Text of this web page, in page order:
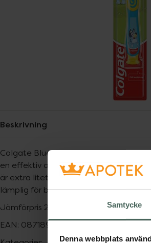
Samtycke
Denna webbplats
Beskrivning
Colgate Bluey tandborste är gjord
en effektiv och skonsam rengöring för
är extra litet för att passa ett mindre
lämplig för barn i åldern 3-5 år.
Jämförpris 23,90 kr
EAN: 08718951614024